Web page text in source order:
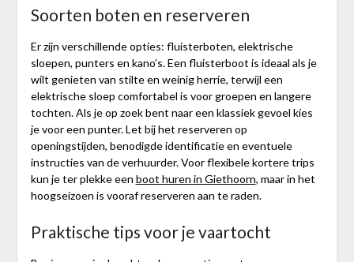
Soorten boten en reserveren
Er zijn verschillende opties: fluisterboten, elektrische
sloepen, punters en kano’s. Een fluisterboot is ideaal als je
wilt genieten van stilte en weinig herrie, terwijl een
elektrische sloep comfortabel is voor groepen en langere
tochten. Als je op zoek bent naar een klassiek gevoel kies
je voor een punter. Let bij het reserveren op
openingstijden, benodigde identificatie en eventuele
instructies van de verhuurder. Voor flexibele kortere trips
kun je ter plekke een boot huren in Giethoorn, maar in het
hoogseizoen is vooraf reserveren aan te raden.
Praktische tips voor je vaartocht